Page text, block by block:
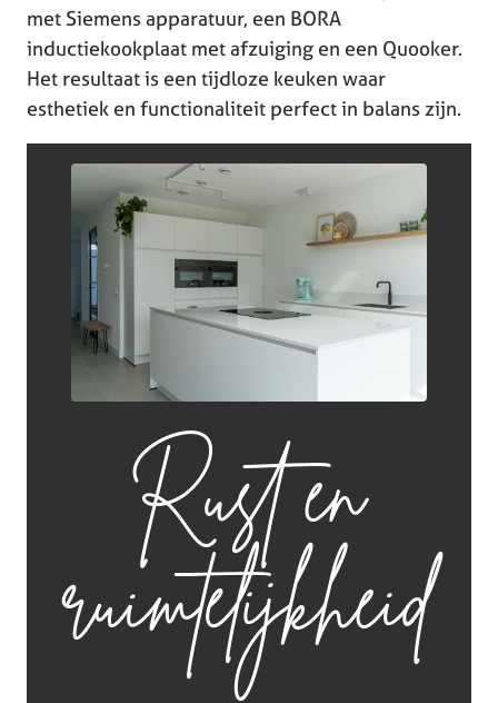
met Siemens apparatuur, een BORA
inductiekookplaat met afzuiging en een Quooker.
Het resultaat is een tijdloze keuken waar
esthetiek en functionaliteit perfect in balans zijn.
Rust en
ruimtelijkheid